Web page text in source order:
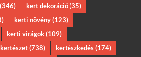
(346) kert dekoráció(35)
kerti növény(123)
kerti virágok(109)
kertészet(738) kertészkedés(174)